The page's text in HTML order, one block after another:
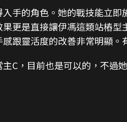
手的角色。她的戰技能立
更是直接讓伊馮這類站樁
跟靈活度的改善非常明顯。
C，目前也是可以的，不過